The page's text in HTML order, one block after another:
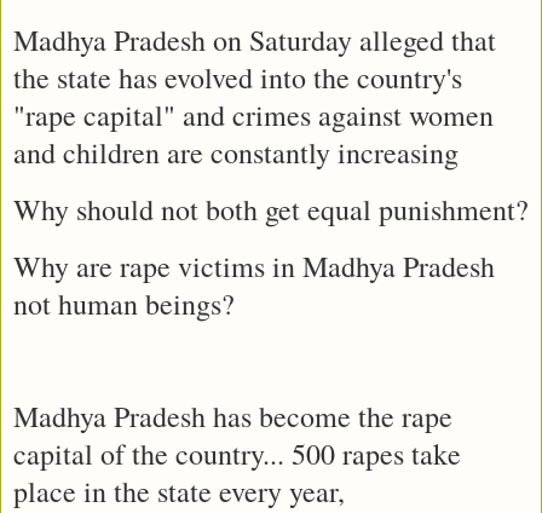
Madhya Pradesh on Saturday alleged that
the state has evolved into the country's
"rape capital" and crimes against women
and children are constantly increasing
Why should not both get equal punishment?
Why are rape victims in Madhya Pradesh
not human beings?
Madhya Pradesh has become the rape
capital of the country... 500 rapes take
place in the state every year,